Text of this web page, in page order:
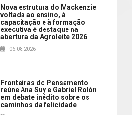
Nova estrutura do Mackenzie
voltada ao ensino, à
capacitação e à formação
executiva é destaque na
abertura da Agroleite 2026
06.08.2026
Fronteiras do Pensamento
reúne Ana Suy e Gabriel Rolón
em debate inédito sobre os
caminhos da felicidade